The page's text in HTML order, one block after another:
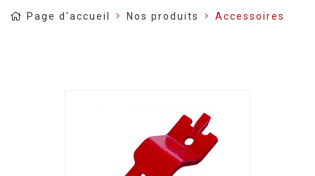
Page d'accueil Nos produits Accessoires